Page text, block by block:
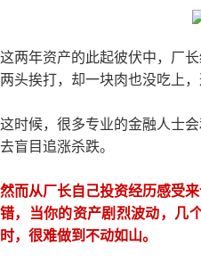
这两年资产的此起彼伏中，厂
两头挨打，却一块肉也没吃上
这时候，很多专业的金融人士
去盲目追涨杀跌。
然而从厂长自己投资经历感受
错，当你的资产剧烈波动，几
时，很难做到不动如山。